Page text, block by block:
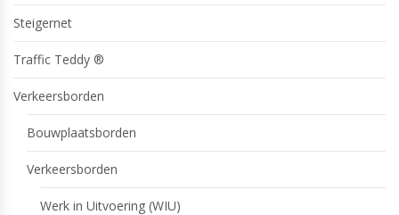
Steigernet
Traffic Teddy ®
Verkeersborden
Bouwplaatsborden
Verkeersborden
Werk in Uitvoering (WIU)